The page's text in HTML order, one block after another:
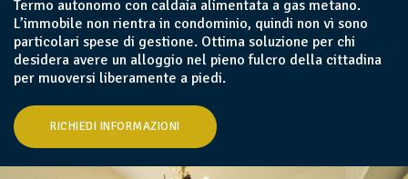
Termo autonomo con caldaia alimentata a gas metano.
L’immobile non rientra in condominio, quindi non vi sono
particolari spese di gestione. Ottima soluzione per chi
desidera avere un alloggio nel pieno fulcro della cittadina
per muoversi liberamente a piedi.
RICHIEDI INFORMAZIONI